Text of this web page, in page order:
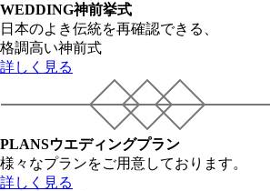
WEDDING神前挙式
日本のよき伝統を再確認できる、
格調高い神前式
詳しく見る
PLANSウエディングプラン
様々なプランをご用意しております。
詳しく見る